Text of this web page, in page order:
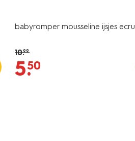
babyromper mousseline ijsjes ecru
10.99
5.
50